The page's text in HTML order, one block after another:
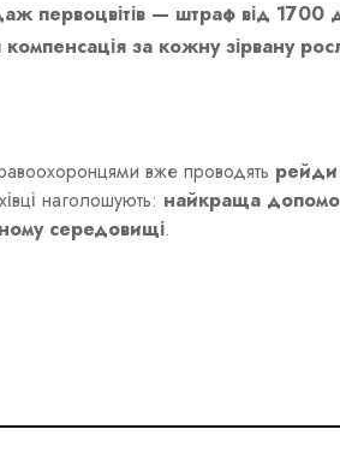
первоцвітів — штраф від
за кожну зірвану
вже проводять
наголошують: найкраща
середовищі.